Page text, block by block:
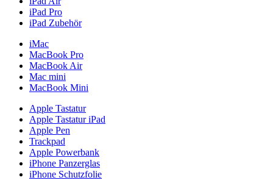
iPad Pro
iPad Zubehör
iMac
MacBook Pro
MacBook Air
Mac mini
MacBook Mini
Apple Tastatur
Apple Tastatur iPad
Apple Pen
Trackpad
Apple Powerbank
iPhone Panzerglas
iPhone Schutzfolie